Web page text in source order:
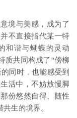
境与美感，成为了
不直接指代某一特
和谐与蝴蝶的灵动
质共同构成了“傍柳
同时，也能感受到
活中，不妨放慢脚
份悠然自得、随性
生的境界。